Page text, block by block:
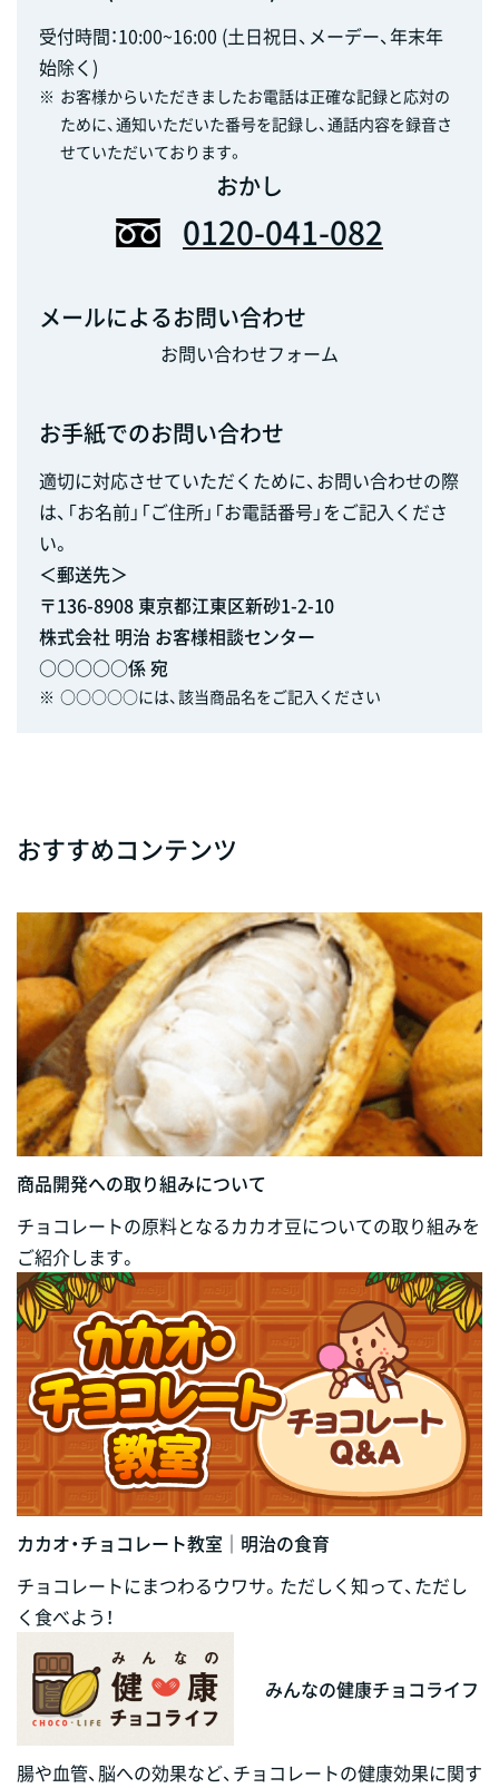
受付時間：10:00~16:00 (土日祝日、メーデー、年末年
始除く)
※ お客様からいただきましたお電話は正確な記録と応対の
ために、通知いただいた番号を記録し、通話内容を録音さ
せていただいております。
おかし
0120-041-082
メールによるお問い合わせ
お問い合わせフォーム
お手紙でのお問い合わせ
適切に対応させていただくために、お問い合わせの際
は、「お名前」「ご住所」「お電話番号」をご記入くださ
い。
＜郵送先＞
〒136-8908 東京都江東区新砂1-2-10
株式会社 明治 お客様相談センター
○○○○○係 宛
※ ○○○○○には、該当商品名をご記入ください
おすすめコンテンツ
商品開発への取り組みについて
チョコレートの原料となるカカオ豆についての取り組みを
ご紹介します。
カカオ・チョコレート教室｜明治の食育
チョコレートにまつわるウワサ。ただしく知って、ただし
く食べよう！
みんなの健康チョコライフ
腸や血管、脳への効果など、チョコレートの健康効果に関す